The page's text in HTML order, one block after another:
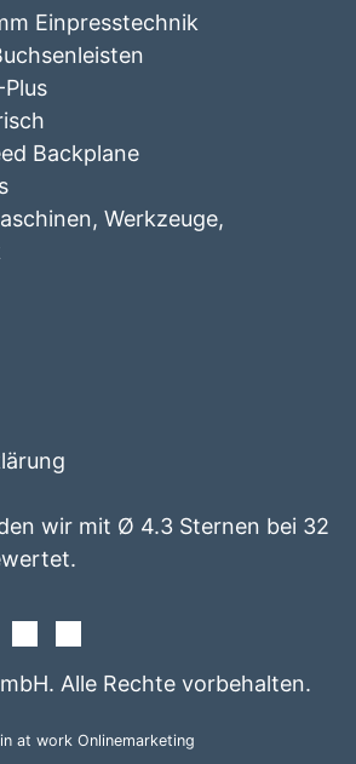
Einpresstechnik
Backplane
Werkzeuge,
wir mit Ø 4.3 Sternen bei 32
Alle Rechte vorbehalten.
at work Onlinemarketing